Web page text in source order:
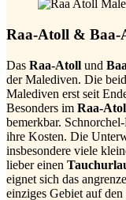
Raa-Atoll & Baa-
Das Raa-Atoll und
der Malediven. Die
Malediven erst seit
Besonders im Raa-
bemerkbar.
ihre Kosten. Die
insbesondere viele
lieber einen
eignet sich das
einziges Gebiet auf